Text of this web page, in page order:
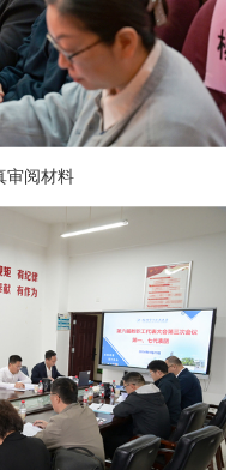
审阅材料